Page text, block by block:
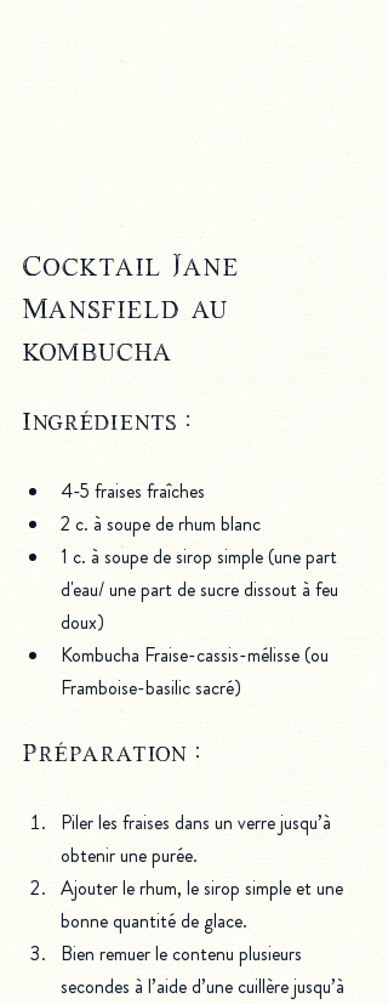
Cocktail Jane
Mansfield au
kombucha
Ingrédients :
4-5 fraises fraîches
2 c. à soupe de rhum blanc
1 c. à soupe de sirop simple (une part
d'eau/ une part de sucre dissout à feu
doux)
Kombucha Fraise-cassis-mélisse (ou
Framboise-basilic sacré)
Préparation :
Piler les fraises dans un verre jusqu’à
obtenir une purée.
Ajouter le rhum, le sirop simple et une
bonne quantité de glace.
Bien remuer le contenu plusieurs
secondes à l’aide d’une cuillère jusqu’à